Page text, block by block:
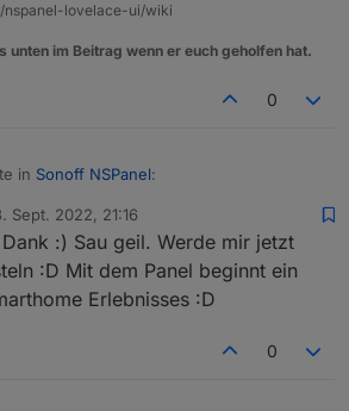
nspanel-lovelace-ui/wiki
unten im Beitrag wenn er euch geholfen hat.
0
in Sonoff NSPanel:
super vielen Dank! Habe es
Jetzt kann ich rumspielen und mir
anpassen, geil 😁👍😀🤪😘
hat wie es funktioniert, dann geht es
Sept. 2022, 21:16
von
:) Sau geil. Werde mir jetzt
:D Mit dem Panel beginnt ein
Erlebnisses :D
0